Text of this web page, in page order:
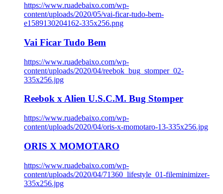
https://www.ruadebaixo.com/wp-
content/uploads/2020/05/vai-ficar-tudo-bem-
e1589130204162-335x256.png
Vai Ficar Tudo Bem
https://www.ruadebaixo.com/wp-
content/uploads/2020/04/reebok_bug_stomper_02-
335x256.jpg
Reebok x Alien U.S.C.M. Bug Stomper
https://www.ruadebaixo.com/wp-
content/uploads/2020/04/oris-x-momotaro-13-335x256.jpg
ORIS X MOMOTARO
https://www.ruadebaixo.com/wp-
content/uploads/2020/04/71360_lifestyle_01-fileminimizer-
335x256.jpg